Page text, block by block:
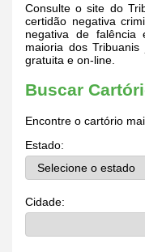
Consulte o site do
certidão negativa
negativa de falência
maioria dos
gratuita e on-line.
Buscar
Encontre o cartório
Estado:
Cidade: